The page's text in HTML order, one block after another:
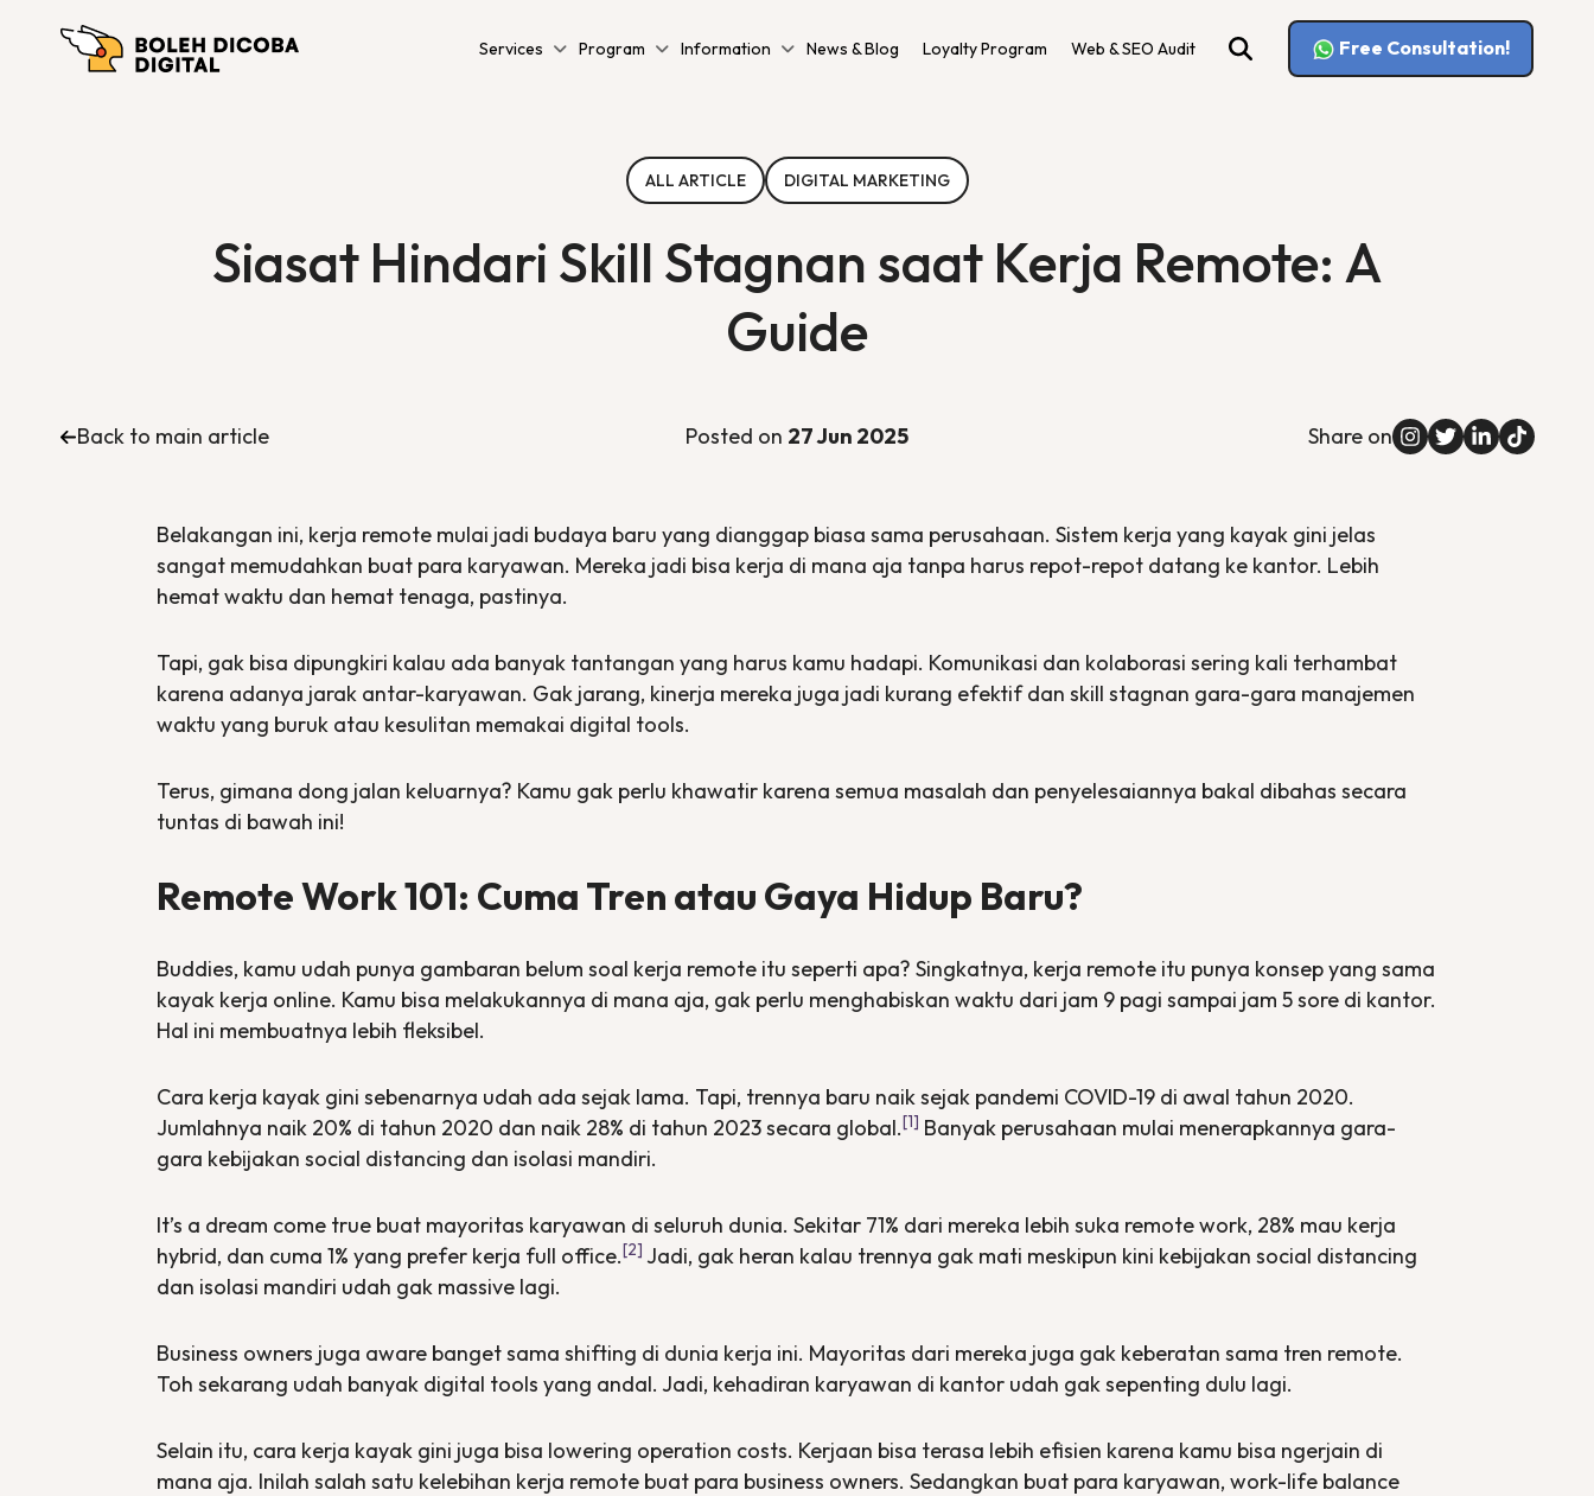
Services Program Information News & Blog Loyalty Program Web & SEO Audit Free Consultation!
ALL ARTICLE DIGITAL MARKETING
Siasat Hindari Skill Stagnan saat Kerja Remote: A
Guide
Back to main article Posted on 27 Jun 2025 Share on
Belakangan ini, kerja remote mulai jadi budaya baru yang dianggap biasa sama perusahaan. Sistem kerja yang kayak gini jelas
sangat memudahkan buat para karyawan. Mereka jadi bisa kerja di mana aja tanpa harus repot-repot datang ke kantor. Lebih
hemat waktu dan hemat tenaga, pastinya.
Tapi, gak bisa dipungkiri kalau ada banyak tantangan yang harus kamu hadapi. Komunikasi dan kolaborasi sering kali terhambat
karena adanya jarak antar-karyawan. Gak jarang, kinerja mereka juga jadi kurang efektif dan skill stagnan gara-gara manajemen
waktu yang buruk atau kesulitan memakai digital tools.
Terus, gimana dong jalan keluarnya? Kamu gak perlu khawatir karena semua masalah dan penyelesaiannya bakal dibahas secara
tuntas di bawah ini!
Remote Work 101: Cuma Tren atau Gaya Hidup Baru?
Buddies, kamu udah punya gambaran belum soal kerja remote itu seperti apa? Singkatnya, kerja remote itu punya konsep yang sama
kayak kerja online. Kamu bisa melakukannya di mana aja, gak perlu menghabiskan waktu dari jam 9 pagi sampai jam 5 sore di kantor.
Hal ini membuatnya lebih fleksibel.
Cara kerja kayak gini sebenarnya udah ada sejak lama. Tapi, trennya baru naik sejak pandemi COVID-19 di awal tahun 2020.
Jumlahnya naik 20% di tahun 2020 dan naik 28% di tahun 2023 secara global.[1] Banyak perusahaan mulai menerapkannya gara-
gara kebijakan social distancing dan isolasi mandiri.
It’s a dream come true buat mayoritas karyawan di seluruh dunia. Sekitar 71% dari mereka lebih suka remote work, 28% mau kerja
hybrid, dan cuma 1% yang prefer kerja full office.[2] Jadi, gak heran kalau trennya gak mati meskipun kini kebijakan social distancing
dan isolasi mandiri udah gak massive lagi.
Business owners juga aware banget sama shifting di dunia kerja ini. Mayoritas dari mereka juga gak keberatan sama tren remote.
Toh sekarang udah banyak digital tools yang andal. Jadi, kehadiran karyawan di kantor udah gak sepenting dulu lagi.
Selain itu, cara kerja kayak gini juga bisa lowering operation costs. Kerjaan bisa terasa lebih efisien karena kamu bisa ngerjain di
mana aja. Inilah salah satu kelebihan kerja remote buat para business owners. Sedangkan buat para karyawan, work-life balance